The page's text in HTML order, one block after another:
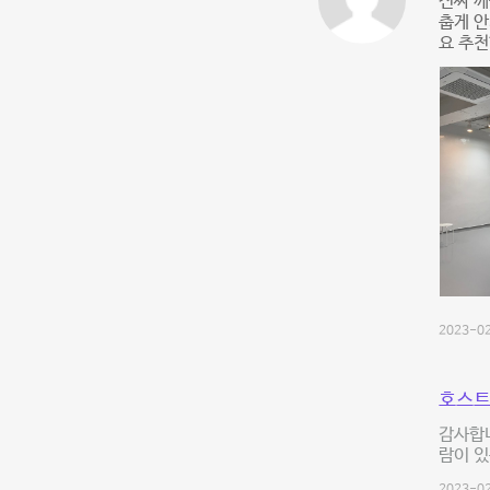
춥게
요 추
2023-
호스
감사
람이